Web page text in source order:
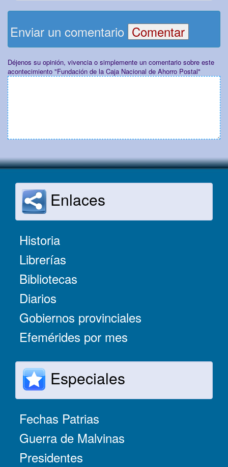
Enviar un comentario
Déjenos su opinión, vivencia o simplemente un comentario sobre este
acontecimiento "Fundación de la Caja Nacional de Ahorro Postal"
Enlaces
Historia
Librerías
Bibliotecas
Diarios
Gobiernos provinciales
Efemérides por mes
Especiales
Fechas Patrias
Guerra de Malvinas
Presidentes